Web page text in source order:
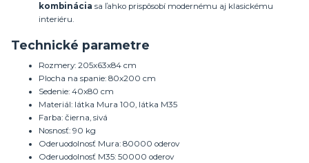
kombinácia sa ľahko prispôsobí modernému aj klasickému
interiéru.
Technické parametre
Rozmery: 205x63x84 cm
Plocha na spanie: 80x200 cm
Sedenie: 40x80 cm
Materiál: látka Mura 100, látka M35
Farba: čierna, sivá
Nosnosť: 90 kg
Oderuodolnosť Mura: 80000 oderov
Oderuodolnosť M35: 50000 oderov